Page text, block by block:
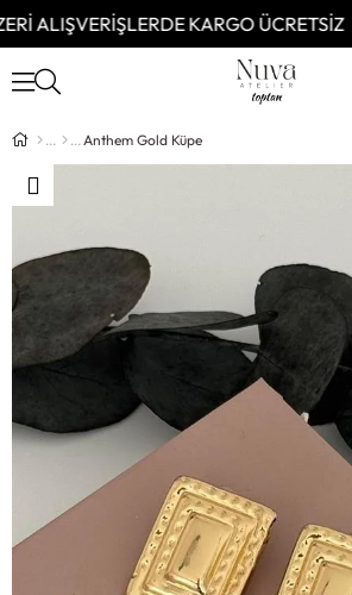
ALIŞVERİŞLERDE KARGO ÜCRETSİZ
Anthem Gold Küpe